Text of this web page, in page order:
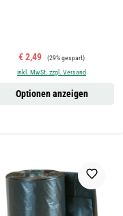
Verkaufspreis:
€ 2,49 Regulärer Preis:
(29% gespart)
inkl. MwSt. zzgl. Versand
Optionen anzeigen